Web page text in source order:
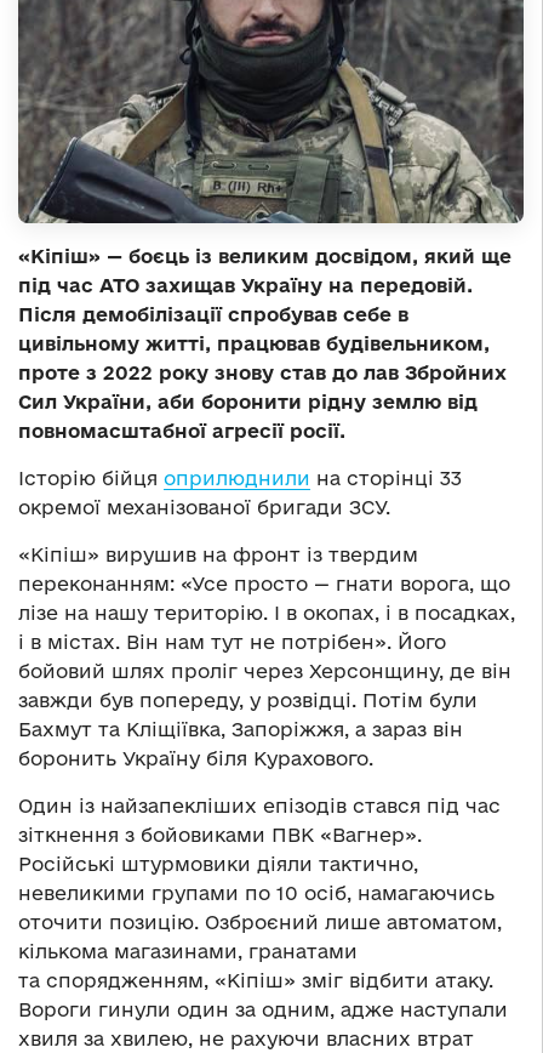
«Кіпіш» — боєць із великим досвідом, який ще
під час АТО захищав Україну на передовій.
Після демобілізації спробував себе в
цивільному житті, працював будівельником,
проте з 2022 року знову став до лав Збройних
Сил України, аби боронити рідну землю від
повномасштабної агресії росії.
Історію бійця оприлюднили на сторінці 33
окремої механізованої бригади ЗСУ.
«Кіпіш» вирушив на фронт із твердим
переконанням: «Усе просто — гнати ворога, що
лізе на нашу територію. І в окопах, і в посадках,
і в містах. Він нам тут не потрібен». Його
бойовий шлях проліг через Херсонщину, де він
завжди був попереду, у розвідці. Потім були
Бахмут та Кліщіївка, Запоріжжя, а зараз він
боронить Україну біля Курахового.
Один із найзапекліших епізодів стався під час
зіткнення з бойовиками ПВК «Вагнер».
Російські штурмовики діяли тактично,
невеликими групами по 10 осіб, намагаючись
оточити позицію. Озброєний лише автоматом,
кількома магазинами, гранатами
та спорядженням, «Кіпіш» зміг відбити атаку.
Вороги гинули один за одним, адже наступали
хвиля за хвилею, не рахуючи власних втрат